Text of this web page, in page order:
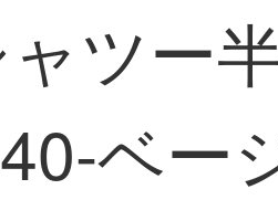
ツー
ベー